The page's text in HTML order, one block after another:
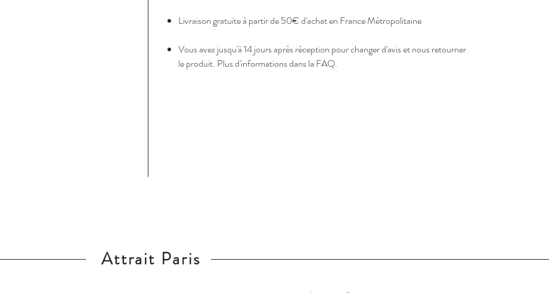
Livraison gratuite à partir de 50€ d'achat en France Métropolitaine
Vous avez jusqu'à 14 jours après réception pour changer d'avis et nous retourner
le produit. Plus d'informations dans la FAQ.
Attrait Paris